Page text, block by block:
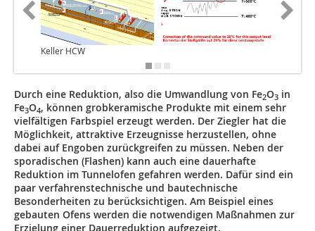
Keller HCW
Durch eine Reduktion, also die Umwandlung von Fe2O3 in
Fe3O4, können grobkeramische Produkte mit einem sehr
vielfältigen Farbspiel erzeugt werden. Der Ziegler hat die
Möglichkeit, attraktive Erzeugnisse herzustellen, ohne
dabei auf Engoben zurückgreifen zu müssen. Neben der
sporadischen (Flashen) kann auch eine dauerhafte
Reduktion im Tunnelofen gefahren werden. Dafür sind ein
paar verfahrenstechnische und bautechnische
Besonderheiten zu berücksichtigen. Am Beispiel eines
gebauten Ofens werden die notwendigen Maßnahmen zur
Erzielung einer Dauerreduktion aufgezeigt.